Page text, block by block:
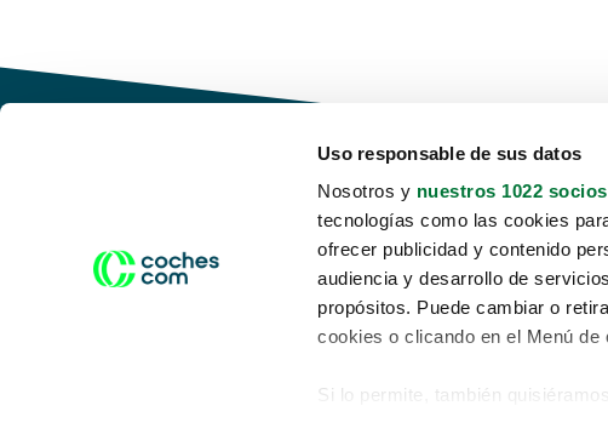
Uso responsable de sus datos
Nosotros y nuestros 1022 socios
tecnologías como las cookies
ofrecer publicidad y contenido
audiencia y desarrollo de
propósitos. Puede cambiar o
cookies o clicando en el Menú de
Si lo permite, también quisiéramos:
Conduce tu futuro,
desata tu movilidad